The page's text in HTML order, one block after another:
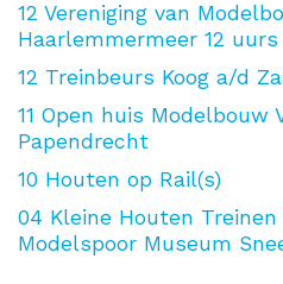
12 Vereniging van
Haarlemmermeer 12
12 Treinbeurs Koog a/d
11 Open huis Modelbouw
Papendrecht
10 Houten op Rail(s)
04 Kleine Houten
Modelspoor Museum